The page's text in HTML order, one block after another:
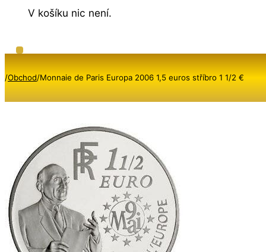
V košíku nic není.
/Obchod/Monnaie de Paris Europa 2006 1,5 euros stříbro 1 1/2 €